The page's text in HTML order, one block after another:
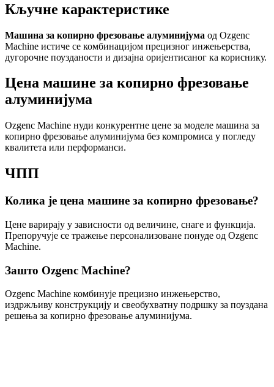
Кључне карактеристике
Машина за копирно фрезовање алуминијума од Ozgenc
Machine истиче се комбинацијом прецизног инжењерства,
дугорочне поузданости и дизајна оријентисаног ка кориснику.
Цена машине за копирно фрезовање
алуминијума
Ozgenc Machine нуди конкурентне цене за модeле машина за
копирно фрезовање алуминијума без компромиса у погледу
квалитета или перформанси.
ЧПП
Колика је цена машине за копирно фрезовање?
Цене варирају у зависности од величине, снаге и функција.
Препоручује се тражење персонализоване понуде од Ozgenc
Machine.
Зашто Ozgenc Machine?
Ozgenc Machine комбинује прецизно инжењерство,
издржљиву конструкцију и свеобухватну подршку за поуздана
решења за копирно фрезовање алуминијума.